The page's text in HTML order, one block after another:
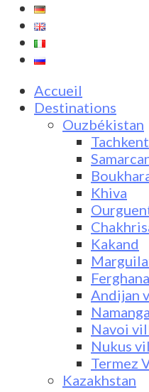
Accueil
Destinations
Ouzbékistan
Tachkent
Khiva
Kakand
Ferghana
Andijan
Navoi
Nukus
Termez
Kazakhstan